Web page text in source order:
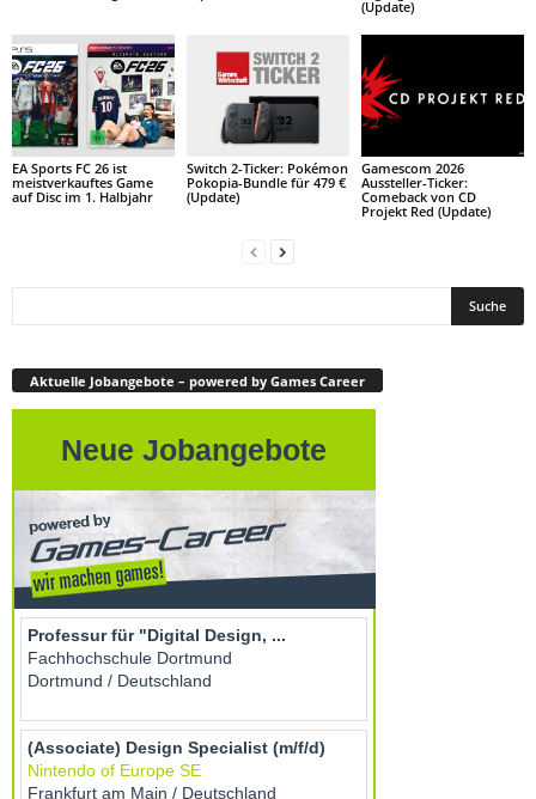
(Update)
EA Sports FC 26 ist
meistverkauftes Game
auf Disc im 1. Halbjahr
Switch 2-Ticker: Pokémon
Pokopia-Bundle für 479 €
(Update)
Gamescom 2026
Aussteller-Ticker:
Comeback von CD
Projekt Red (Update)
Aktuelle Jobangebote – powered by Games Career